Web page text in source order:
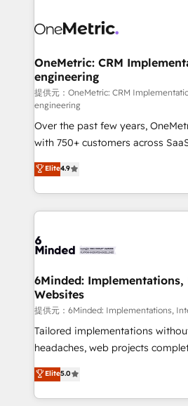
operational know-how. We know
solutions. Instead, we dive in to
needs, goals, and challenges to
fit like a glove. We’re committed to being both
highly effective and fun to work
efficient processes, as well as
relationships. Your success is our
all in this together! From startup to enterprise, we’ll
make sure your HubSpot setup
powerhouse of productivity, so
what matters most: growing
smarter for you!
OneMetric: CRM
engineering
提供元：OneMetric: CRM
engineering
Over the past few years,
with 750+ customers across
healthcare, real estate, and other
150+ HubSpot-certified experts,
solutions to complex GTM and
Our Expertise 🔹 Onboarding & Implementation:
tailored to your GTM motion. 🔹 Migrations: Move
downtime. 🔹 RevOps Strategy: Align teams,
processes, and data to drive
Integrations: Connect HubSpot
for better adoption. 🔹 Custom Solutions: Build
tailored apps, workflows, and
our commitment to data security
OneMetric, we help revenue
Elite4.9
6Minded: Implementations,
Websites
提供元：6Minded: Implementations,
Tailored implementations
headaches, web projects completed
house team of certified CRM
developers, designers, and
aspects of your HubSpot. ✨ 400+ global clients ✨
Elite5.0